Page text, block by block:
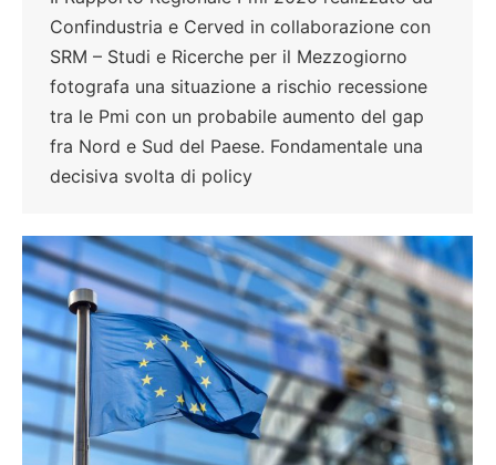
Confindustria e Cerved in collaborazione con
SRM – Studi e Ricerche per il Mezzogiorno
fotografa una situazione a rischio recessione
tra le Pmi con un probabile aumento del gap
fra Nord e Sud del Paese. Fondamentale una
decisiva svolta di policy